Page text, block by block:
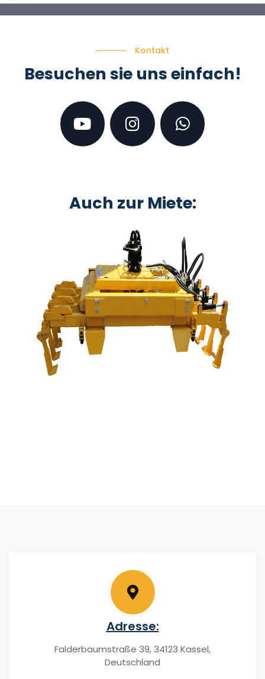
Auch zur Miete:
Kontakt
Besuchen sie uns einfach!
Adresse:
Falderbaumstraße 39, 34123 Kassel,
Deutschland